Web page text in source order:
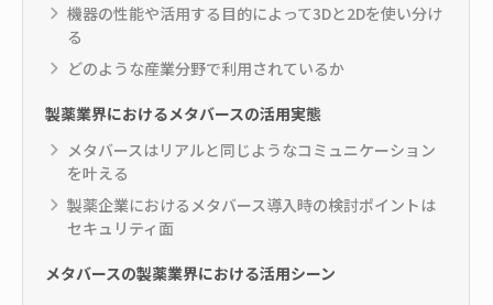
機器の性能や活用する目的によって3Dと2Dを使い分け
る
どのような産業分野で利用されているか
製薬業界におけるメタバースの活用実態
メタバースはリアルと同じようなコミュニケーション
を叶える
製薬企業におけるメタバース導入時の検討ポイントは
セキュリティ面
メタバースの製薬業界における活用シーン